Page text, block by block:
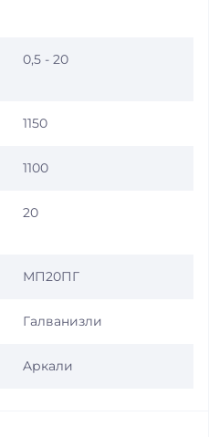
0,5 - 20
1150
1100
20
МП20ПГ
Галванизли
Aркали